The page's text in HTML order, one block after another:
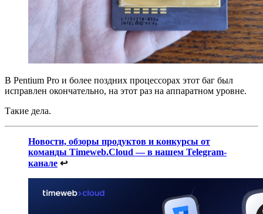
В Pentium Pro и более поздних процессорах этот баг был
исправлен окончательно, на этот раз на аппаратном уровне.
Такие дела.
Новости, обзоры продуктов и конкурсы от
команды Timeweb.Cloud — в нашем Telegram-
канале ↩